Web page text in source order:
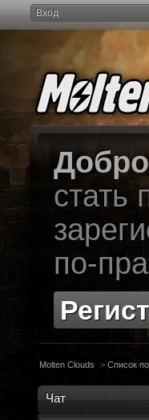
Вход
стать
по-
Molten Clouds > Список
Чат